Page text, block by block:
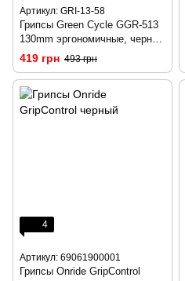
Артикул: GRI-13-58
Грипсы Green Cycle GGR-513
130mm эргономичные, черно-
серые с одним черным
замком
419 грн 493 грн
4
Артикул: 69061900001
Грипсы Onride GripControl